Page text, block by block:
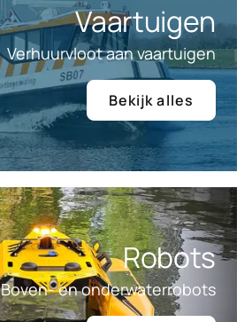
Vaartuigen
Verhuurvloot aan vaartuigen
Bekijk alles
Robots
Boven- en onderwaterrobots